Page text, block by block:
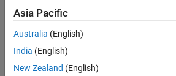
Asia Pacific
Australia (English)
India (English)
New Zealand (English)